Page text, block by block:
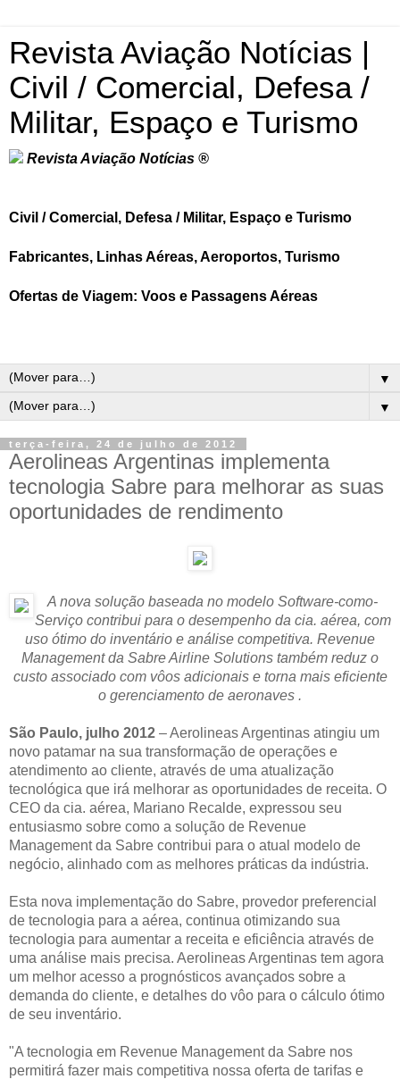
Revista Aviação Notícias |
Civil / Comercial, Defesa /
Militar, Espaço e Turismo
Revista Aviação Notícias ®
Civil / Comercial, Defesa / Militar, Espaço e Turismo
Fabricantes, Linhas Aéreas, Aeroportos, Turismo
Ofertas de Viagem: Voos e Passagens Aéreas
▼
▼
terça-feira, 24 de julho de 2012
Aerolineas Argentinas implementa
tecnologia Sabre para melhorar as suas
oportunidades de rendimento
A nova solução baseada no modelo Software-como-
Serviço contribui para o desempenho da cia. aérea, com
uso ótimo do inventário e análise competitiva. Revenue
Management da Sabre Airline Solutions também reduz o
custo associado com vôos adicionais e torna mais eficiente
o gerenciamento de aeronaves .
São Paulo, julho 2012 – Aerolineas Argentinas atingiu um
novo patamar na sua transformação de operações e
atendimento ao cliente, através de uma atualização
tecnológica que irá melhorar as oportunidades de receita. O
CEO da cia. aérea, Mariano Recalde, expressou seu
entusiasmo sobre como a solução de Revenue
Management da Sabre contribui para o atual modelo de
negócio, alinhado com as melhores práticas da indústria.
Esta nova implementação do Sabre, provedor preferencial
de tecnologia para a aérea, continua otimizando sua
tecnologia para aumentar a receita e eficiência através de
uma análise mais precisa. Aerolineas Argentinas tem agora
um melhor acesso a prognósticos avançados sobre a
demanda do cliente, e detalhes do vôo para o cálculo ótimo
de seu inventário.
"A tecnologia em Revenue Management da Sabre nos
permitirá fazer mais competitiva nossa oferta de tarifas e